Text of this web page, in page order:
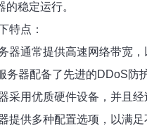
稳定运行。
特点：
器通常提供高速网络带宽
务器配备了先进的DDoS防
采用优质硬件设备，并且
提供多种配置选项，以满